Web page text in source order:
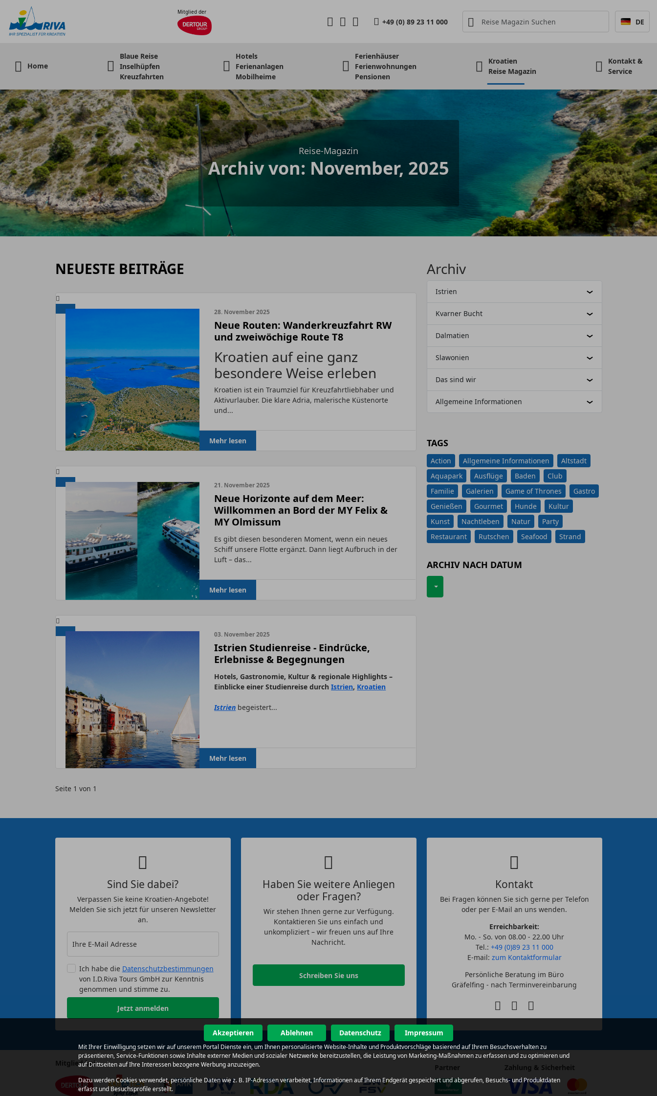
Mitglied der
+49 (0) 89 23 11 000 DE
Home
Blaue Reise
Inselhüpfen
Kreuzfahrten
Hotels
Ferienanlagen
Mobilheime
Ferienhäuser
Ferienwohnungen
Pensionen
Kroatien
Reise Magazin
Kontakt &
Service
Reise-Magazin
Archiv von: November, 2025
NEUESTE BEITRÄGE
28. November 2025
Neue Routen: Wanderkreuzfahrt RW
und zweiwöchige Route T8
Kroatien auf eine ganz
besondere Weise erleben
Kroatien ist ein Traumziel für Kreuzfahrtliebhaber und
Aktivurlauber. Die klare Adria, malerische Küstenorte
und...
Mehr lesen
21. November 2025
Neue Horizonte auf dem Meer:
Willkommen an Bord der MY Felix &
MY Olmissum
Es gibt diesen besonderen Moment, wenn ein neues
Schiff unsere Flotte ergänzt. Dann liegt Aufbruch in der
Luft – das...
Mehr lesen
03. November 2025
Istrien Studienreise - Eindrücke,
Erlebnisse & Begegnungen
Hotels, Gastronomie, Kultur & regionale Highlights –
Einblicke einer Studienreise durchIstrien, Kroatien
Istrien begeistert...
Mehr lesen
Seite 1 von 1
Archiv
Istrien
Kvarner Bucht
Dalmatien
Slawonien
Das sind wir
Allgemeine Informationen
TAGS
Action Allgemeine Informationen
Altstadt
Aquapark
Ausflüge Baden
Club
Familie
Galerien Game of Thrones
Gastro
Genießen
Gourmet Hunde
Kultur
Kunst
Nachtleben Natur
Party
Restaurant
Rutschen Seafood Strand
ARCHIV NACH DATUM
Sind Sie dabei?
Verpassen Sie keine Kroatien-Angebote!
Melden Sie sich jetzt für unseren Newsletter
an.
Ihre E-Mail Adresse
Ich habe die Datenschutzbestimmungen
von I.D.Riva Tours GmbH zur Kenntnis
genommen und stimme zu.
Jetzt anmelden
Haben Sie weitere Anliegen
oder Fragen?
Wir stehen Ihnen gerne zur Verfügung.
Kontaktieren Sie uns einfach und
unkompliziert – wir freuen uns auf Ihre
Nachricht.
Schreiben Sie uns
Kontakt
Bei Fragen können Sie sich gerne per Telefon
oder per E-Mail an uns wenden.
Erreichbarkeit:
Mo. - So. von 08.00 - 22.00 Uhr
Tel.: +49 (0)89 23 11 000
E-mail: zum Kontaktformular
Persönliche Beratung im Büro
Gräfelfing - nach Terminvereinbarung
Mitglied bei Partner Zahlung & Sicherheit
Akzeptieren Ablehnen Datenschutz Impressum
Mit Ihrer Einwilligung setzen wir auf unserem Portal Dienste ein, um Ihnen personalisierte Website-Inhalte und Produktvorschläge basierend auf Ihrem Besuchsverhalten zu
präsentieren, Service-Funktionen sowie Inhalte externer Medien und sozialer Netzwerke bereitzustellen, die Leistung von Marketing-Maßnahmen zu erfassen und zu optimieren und
auf Drittseiten auf Ihre Interessen bezogene Werbung anzuzeigen.
Dazu werden Cookies verwendet, persönliche Daten wie z. B. IP-Adressen verarbeitet, Informationen auf Ihrem Endgerät gespeichert und abgerufen, Besuchs- und Produktdaten
erfasst und Besuchsprofile erstellt.